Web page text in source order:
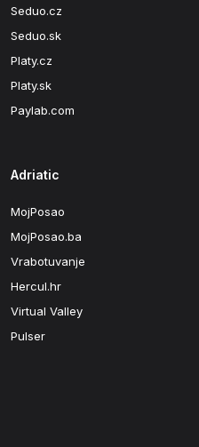
Seduo.cz
Seduo.sk
Platy.cz
Platy.sk
Paylab.com
Adriatic
MojPosao
MojPosao.ba
Vrabotuvanje
Hercul.hr
Virtual Valley
Pulser